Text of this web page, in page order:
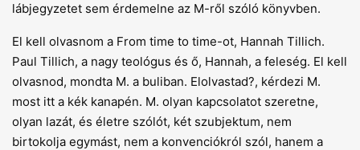
lábjegyzetet sem érdemelne az M-ről szóló könyvben.
El kell olvasnom a From time to time-ot, Hannah Tillich.
Paul Tillich, a nagy teológus és ő, Hannah, a feleség. El kell
olvasnod, mondta M. a buliban. Elolvastad?, kérdezi M.
most itt a kék kanapén. M. olyan kapcsolatot szeretne,
olyan lazát, és életre szólót, két szubjektum, nem
birtokolja egymást, nem a konvenciókról szól, hanem a